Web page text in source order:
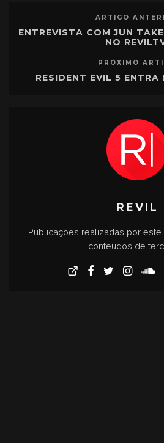
ARTIGO
ENTREVISTA COM JUN
NO
PRÓXIMO
RESIDENT EVIL 5 ENTRA
REVIL
Publicações realizadas por
conteúdos de